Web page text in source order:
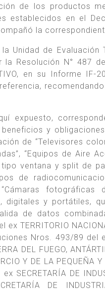
de los productos
establecidos en el
la
Unidad de
la Resolución N° 487
en su Informe IF-
expuesto,
beneficios y
de “Televisores
“Equipos de Aire
ventana y split de
de
fotográficas
y portátiles,
de datos
TERRITORIO
Nros. 493/89 del
DEL FUEGO,
Y DE LA PEQUEÑA
SECRETARÍA DE
DE